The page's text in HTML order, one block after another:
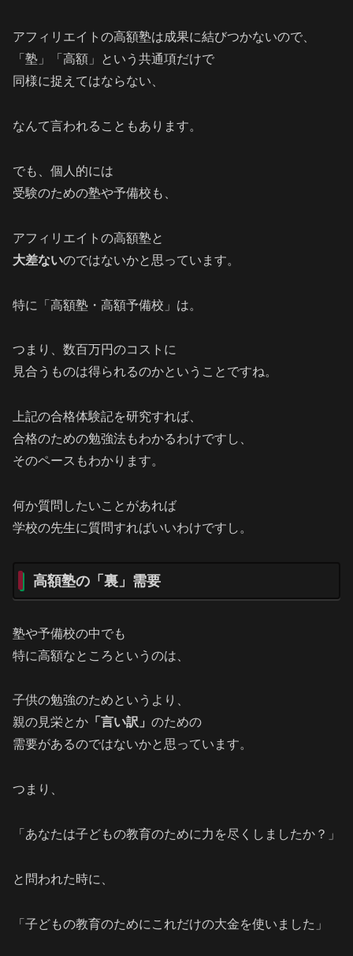
アフィリエイトの高額塾は成果に結びつかないので、
「塾」「高額」という共通項だけで
同様に捉えてはならない、
なんて言われることもあります。
でも、個人的には
受験のための塾や予備校も、
アフィリエイトの高額塾と
大差ないのではないかと思っています。
特に「高額塾・高額予備校」は。
つまり、数百万円のコストに
見合うものは得られるのかということですね。
上記の合格体験記を研究すれば、
合格のための勉強法もわかるわけですし、
そのペースもわかります。
何か質問したいことがあれば
学校の先生に質問すればいいわけですし。
高額塾の「裏」需要
塾や予備校の中でも
特に高額なところというのは、
子供の勉強のためというより、
親の見栄とか 「言い訳」 のための
需要があるのではないかと思っています。
つまり、
「あなたは子どもの教育のために力を尽くしましたか？」
と問われた時に、
「子どもの教育のためにこれだけの大金を使いました」